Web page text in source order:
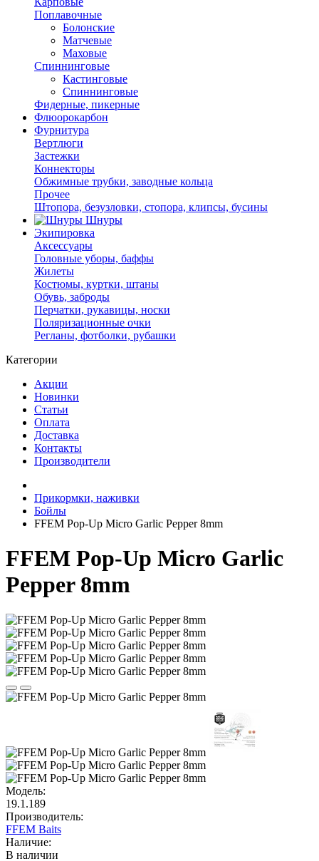
Поплавочные
Болонские
Матчевые
Маховые
Спиннинговые
Кастинговые
Спиннинговые
Фидерные, пикерные
Флюорокарбон
Фурнитура
Вертлюги
Застежки
Коннекторы
Обжимные трубки, заводные кольца
Прочее
Штопора, безузловки, стопора, клипсы, бусины
Шнуры
Экипировка
Аксессуары
Головные уборы, баффы
Жилеты
Костюмы, куртки, штаны
Обувь, заброды
Перчатки, рукавицы, носки
Поляризационные очки
Регланы, фотболки, рубашки
Категории
Акции
Новинки
Статьи
Оплата
Доставка
Контакты
Производители
Прикормки, наживки
Бойлы
FFEM Pop-Up Micro Garlic Pepper 8mm
FFEM Pop-Up Micro Garlic
Pepper 8mm
Модель:
19.1.189
Производитель:
FFEM Baits
Наличие:
В наличии